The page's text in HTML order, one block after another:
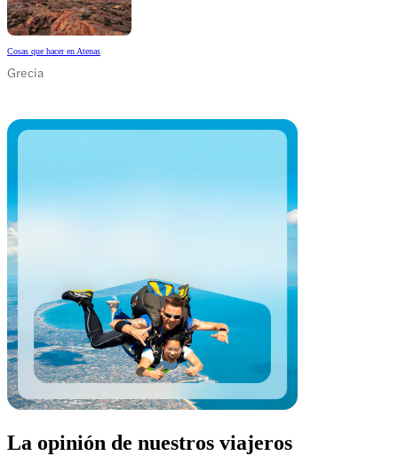
Cosas que hacer en Atenas
Grecia
La opinión de nuestros viajeros